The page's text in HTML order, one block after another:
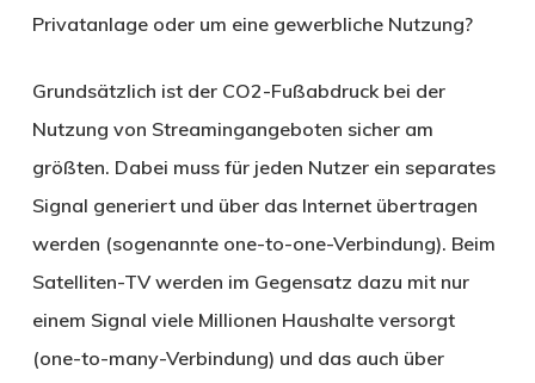
Privatanlage oder um eine gewerbliche Nutzung?
Grundsätzlich ist der CO2-Fußabdruck bei der
Nutzung von Streamingangeboten sicher am
größten. Dabei muss für jeden Nutzer ein separates
Signal generiert und über das Internet übertragen
werden (sogenannte one-to-one-Verbindung). Beim
Satelliten-TV werden im Gegensatz dazu mit nur
einem Signal viele Millionen Haushalte versorgt
(one-to-many-Verbindung) und das auch über